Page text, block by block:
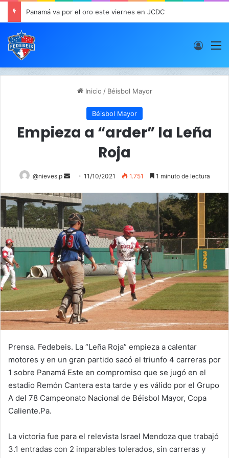
Panamá va por el oro este viernes en JCDC
Inicio / Béisbol Mayor
Béisbol Mayor
Empieza a “arder” la Leña
Roja
@nieves.p
S
n
d
a
n
e
m
a
i
l
11/10/2021 1.751 1 minuto de lectura
Prensa. Fedebeis. La “Leña Roja” empieza a calentar
motores y en un gran partido sacó el triunfo 4 carreras por
1 sobre Panamá Este en compromiso que se jugó en el
estadio Remón Cantera esta tarde y es válido por el Grupo
A del 78 Campeonato Nacional de Béisbol Mayor, Copa
Caliente.Pa.
La victoria fue para el relevista Israel Mendoza que trabajó
3.1 entradas con 2 imparables tolerados, sin carreras y